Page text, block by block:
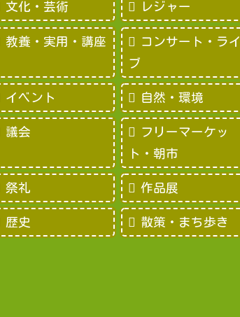
文化・芸術 レジャー
教養・実用・講座
コンサート・ライ
ブ
イベント 自然・環境
議会
フリーマーケッ
ト・朝市
祭礼 作品展
歴史 散策・まち歩き